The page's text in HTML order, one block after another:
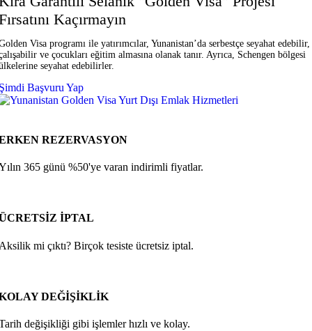
Kaçırmayın
Visa programı ile yatırımcılar, Yunanistan’da serbestçe seyahat edebilir,
ve çocukları eğitim almasına olanak tanır. Ayrıca, Schengen bölgesi
seyahat edebilirler.
Başvuru Yap
REZERVASYON
365 günü %50'ye varan indirimli fiyatlar.
İPTAL
mi çıktı? Birçok tesiste ücretsiz iptal.
DEĞİŞİKLİK
değişikliği gibi işlemler hızlı ve kolay.